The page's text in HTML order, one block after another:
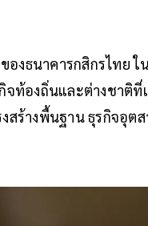
ของธนาคารกสิกรไทย ใ
จท้องถิ่นและต่างชาติที่
สร้างพื้นฐาน ธุรกิจอุต